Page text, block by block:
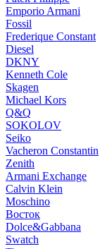
Emporio Armani
Fossil
Frederique Constant
Diesel
DKNY
Kenneth Cole
Skagen
Michael Kors
Q&Q
SOKOLOV
Seiko
Vacheron Constantin
Zenith
Armani Exchange
Calvin Klein
Moschino
Восток
Dolce&Gabbana
Swatch